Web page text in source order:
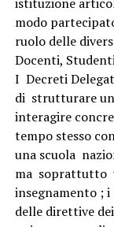
modo
ruolo delle
Docenti,
I Decreti
di strutturare
interagire
tempo stesso
una scuola
ma soprattutto
insegnamento ;
delle direttive